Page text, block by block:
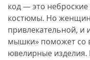
код — это
костюмы. Но
привлекательной, и
мышки» поможет со
ювелирные